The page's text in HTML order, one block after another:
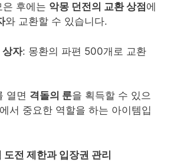
은 후에는 악몽 던전의 교환 상점 에
와 교환할 수 있습니다.
상자: 몽환의 파편 500개로 교환
열면 격돌의 룬을 획득할 수 있으
서 중요한 역할을 하는 아이템입
전 제한과 입장권 관리